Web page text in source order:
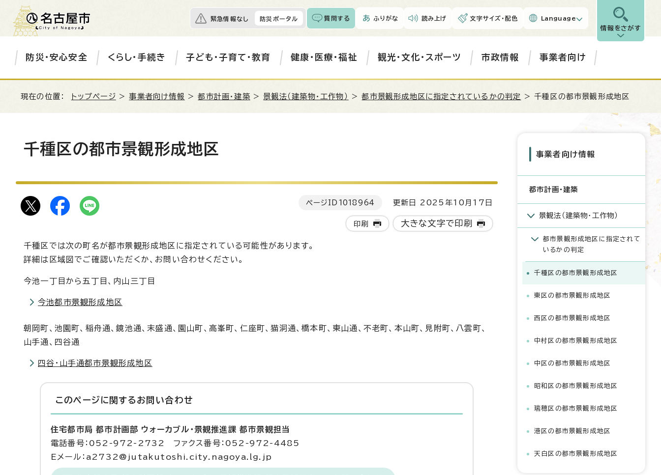
緊急情報なし 防災ポータル 質問する ふりがな 読み上げ 文字サイズ・配色 Language
情報をさがす
防災・安心安全 くらし・手続き 子ども・子育て・教育 健康・医療・福祉 観光・文化・スポーツ 市政情報 事業者向け
現在の位置： トップページ >事業者向け情報 >都市計画・建築 >景観法（建築物・工作物） >都市景観形成地区に指定されているかの判定 > 千種区の都市景観形成地区
千種区の都市景観形成地区
ページID 1018964 更新日 2025年10月17日
印刷 大きな文字で印刷
千種区では次の町名が都市景観形成地区に指定されている可能性があります。
詳細は区域図でご確認いただくか、お問い合わせください。
今池一丁目から五丁目、内山三丁目
今池都市景観形成地区
朝岡町、池園町、稲舟通、鏡池通、末盛通、園山町、高峯町、仁座町、猫洞通、橋本町、東山通、不老町、本山町、見附町、八雲町、
山手通、四谷通
四谷・山手通都市景観形成地区
このページに関する お問い合わせ
住宅都市局 都市計画部 ウォーカブル・景観推進課 都市景観担当
電話番号：052-972-2732 ファクス番号：052-972-4485
Eメール：a2732@jutakutoshi.city.nagoya.lg.jp
事業者向け情報
都市計画・建築
景観法（建築物・工作物）
都市景観形成地区に指定されて
いるかの判定
千種区の都市景観形成地区
東区の都市景観形成地区
西区の都市景観形成地区
中村区の都市景観形成地区
中区の都市景観形成地区
昭和区の都市景観形成地区
瑞穂区の都市景観形成地区
港区の都市景観形成地区
天白区の都市景観形成地区